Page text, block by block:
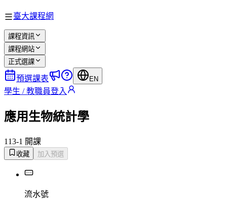
臺大課程網
課程資訊
課程網站
正式選課
預選課表 EN
學生 / 教職員登入
應用生物統計學
113-1 開課
收藏 加入預選
流水號